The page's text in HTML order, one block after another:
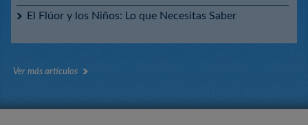
El Flúor y los Niños: Lo que Necesitas Saber
Ver más artículos